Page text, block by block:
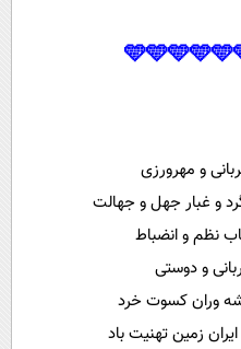
و مهرورزی
و غبار جهل و جهالت
نظم و انضباط
و دوستی
وران کسوت خرد
زمین تهنیت باد